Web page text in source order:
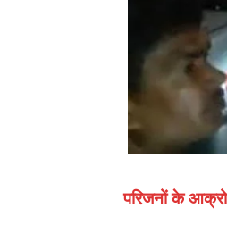
परिजनों के